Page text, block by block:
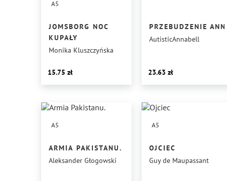
A5
JOMSBORG NOC
KUPAŁY
Monika Kluszczyńska
15.75
PRZEBUDZENIE ANNY
AutisticAnnabell
23.63
A5
ARMIA PAKISTANU.
Aleksander Głogowski
A5
OJCIEC
Guy de Maupassant